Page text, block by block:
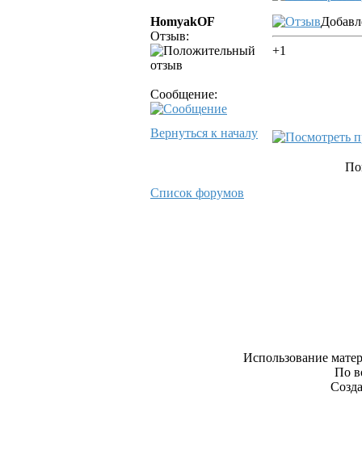
HomyakOF
Отзыв:
Сообщение:
+1
Вернуться к началу
Список форумов
Использование
По